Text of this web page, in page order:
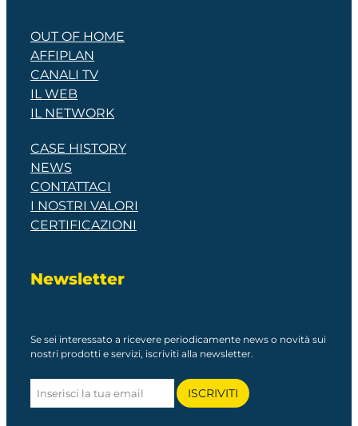
OUT OF HOME
AFFIPLAN
CANALI TV
IL WEB
IL NETWORK
CASE HISTORY
NEWS
CONTATTACI
I NOSTRI VALORI
CERTIFICAZIONI
Newsletter
Se sei interessato a ricevere periodicamente news o novità sui
nostri prodotti e servizi, iscriviti alla newsletter.
ISCRIVITI